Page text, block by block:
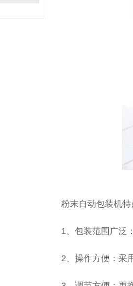
粉末自动包装机特
1、包装范围广泛
2、操作方便：采